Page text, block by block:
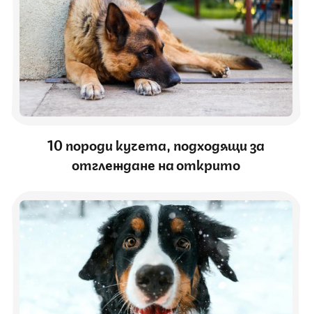
10 породи кучета, подходящи за
отглеждане на открито